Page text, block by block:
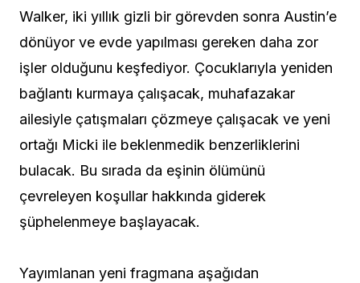
Walker, iki yıllık gizli bir görevden sonra Austin’e
dönüyor ve evde yapılması gereken daha zor
işler olduğunu keşfediyor. Çocuklarıyla yeniden
bağlantı kurmaya çalışacak, muhafazakar
ailesiyle çatışmaları çözmeye çalışacak ve yeni
ortağı Micki ile beklenmedik benzerliklerini
bulacak. Bu sırada da eşinin ölümünü
çevreleyen koşullar hakkında giderek
şüphelenmeye başlayacak.
Yayımlanan yeni fragmana aşağıdan